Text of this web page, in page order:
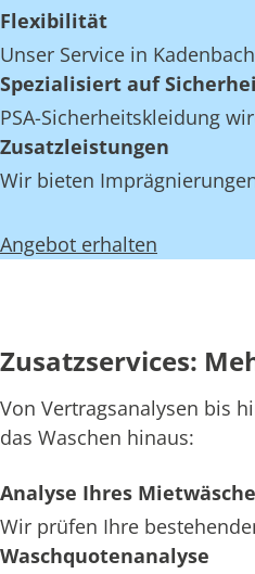
Flexibilität
Unser Service in
Spezialisiert auf
PSA-Sicherheitskleidung
Zusatzleistungen
Wir bieten
Angebot erhalten
Zusatzservices:
Von Vertragsanalysen bis
das Waschen hinaus:
Analyse Ihres
Wir prüfen Ihre
Waschquotenanalyse